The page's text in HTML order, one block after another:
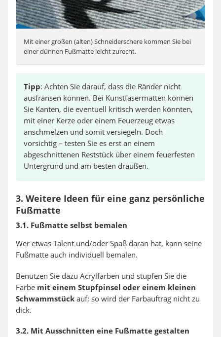
Mit einer großen (alten) Schneiderschere kommen Sie bei
einer dünnen Fußmatte leicht zurecht.
Tipp: Achten Sie darauf, dass die Ränder nicht
ausfransen können. Bei Kunstfasermatten können
Sie Kanten, die eventuell kritisch werden könnten,
mit einer Kerze oder einem Feuerzeug etwas
anschmelzen und somit versiegeln. Doch
vorsichtig – testen Sie es erst an einem
abgeschnittenen Reststück über einem feuerfesten
Untergrund und am besten draußen.
3. Weitere Ideen für eine ganz persönliche
Fußmatte
3.1. Fußmatte selbst bemalen
Wer etwas Talent und/oder Spaß daran hat, kann seine
Fußmatte auch individuell bemalen.
Benutzen Sie dazu Acrylfarben und stupfen Sie die
Farbe mit einem Stupfpinsel oder einem kleinen
Schwammstück auf; so wird der Farbauftrag nicht zu
dick.
3.2. Mit Ausschnitten eine Fußmatte gestalten